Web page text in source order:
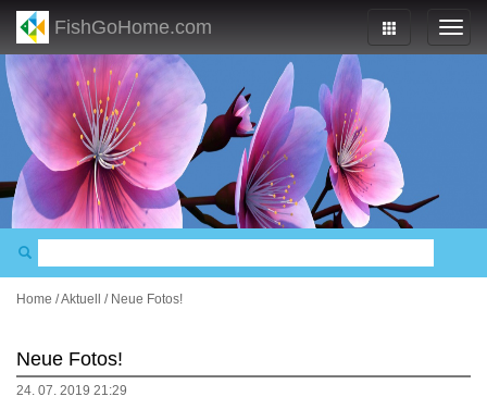
FishGoHome.com
Home /Aktuell / Neue Fotos!
Neue Fotos!
24. 07. 2019 21:29